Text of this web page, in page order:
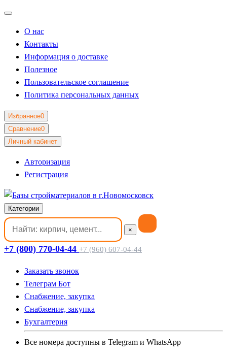
О нас
Контакты
Информация о доставке
Полезное
Пользовательское соглашение
Политика персональных данных
Избранное0
Сравнение0
Личный кабинет
Авторизация
Регистрация
Категории
×
+7 (800) 770-04-44 +7 (960) 607-04-44
Заказать звонок
Телеграм Бот
Cнабжение, закупка
Cнабжение, закупка
Бухгалтерия
Все номера доступны в Telegram и WhatsApp